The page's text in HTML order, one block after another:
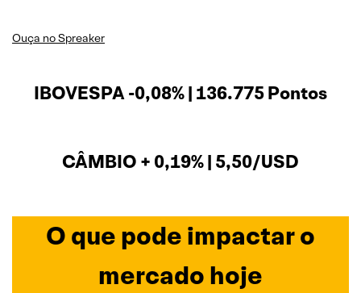
Ouça no Spreaker
IBOVESPA -0,08% | 136.775 Pontos
CÂMBIO + 0,19% | 5,50/USD
O que pode impactar o
mercado hoje